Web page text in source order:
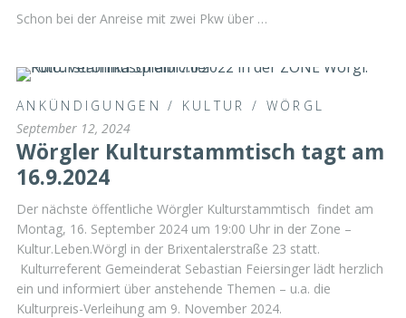
Schon bei der Anreise mit zwei Pkw über …
ANKÜNDIGUNGEN / KULTUR / WÖRGL
September 12, 2024
Wörgler Kulturstammtisch tagt am
16.9.2024
Der nächste öffentliche Wörgler Kulturstammtisch findet am
Montag, 16. September 2024 um 19:00 Uhr in der Zone –
Kultur.Leben.Wörgl in der Brixentalerstraße 23 statt.
Kulturreferent Gemeinderat Sebastian Feiersinger lädt herzlich
ein und informiert über anstehende Themen – u.a. die
Kulturpreis-Verleihung am 9. November 2024.